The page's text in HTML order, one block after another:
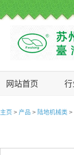
网站首页 行
主页 > 产品 > 陆地机械类 >